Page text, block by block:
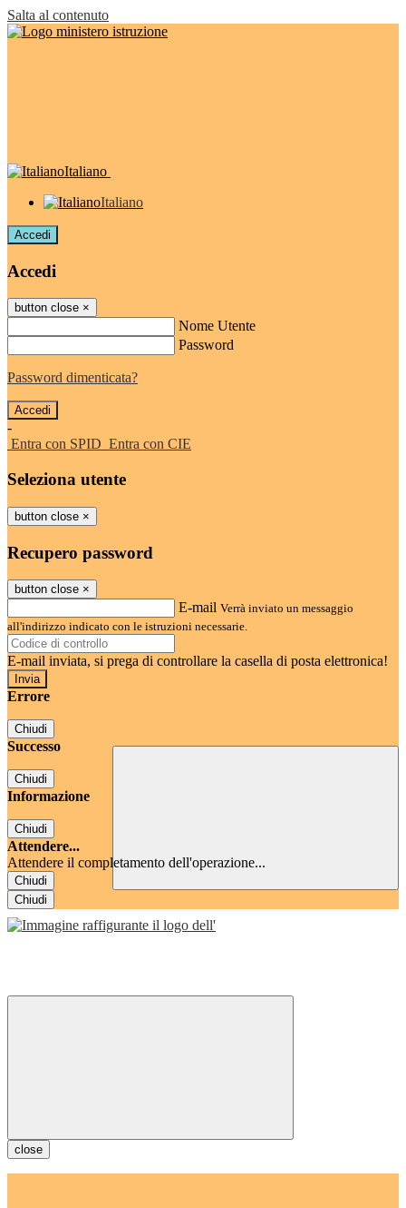
Salta al contenuto
Italiano
Italiano
Accedi
Accedi
button close ×
Nome Utente
Password
Password dimenticata?
-
Entra con SPID Entra con CIE
Seleziona utente
button close ×
Recupero password
button close ×
E-mail Verrà inviato un messaggio
all'indirizzo indicato con le istruzioni necessarie.
E-mail inviata, si prega di controllare la casella di posta elettronica!
Errore
Chiudi
Successo
Chiudi
Informazione
Chiudi
Attendere...
Attendere il completamento dell'operazione...
Chiudi
Chiudi
close